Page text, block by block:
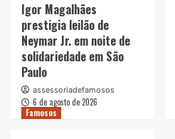
Igor Magalhães
prestigia leilão de
Neymar Jr. em noite de
solidariedade em São
Paulo
assessoriadefamosos
6 de agosto de 2026
Famosos